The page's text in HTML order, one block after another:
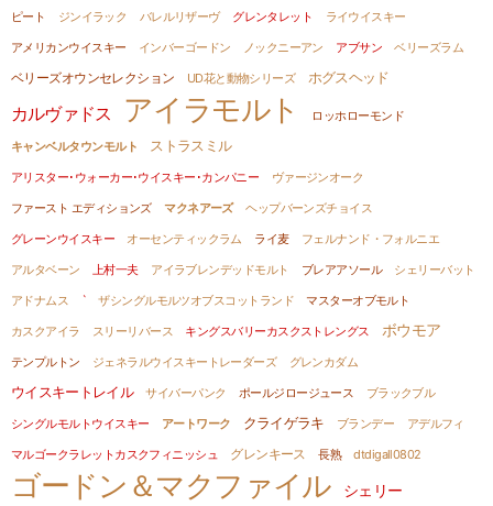
ピート
ジンイラック バレルリザーヴ グレンタレット
ライウイスキー
アメリカンウイスキー
インバーゴードン ノックニーアン アブサン
ベリーズラム
ベリーズオウンセレクション
UD花と動物シリーズ ホグスヘッド
カルヴァドス アイラモルト
ロッホローモンド
キャンベルタウンモルト
ストラスミル
アリスター･ウォーカー･ウイスキー･カンパニー
ヴァージンオーク
ファースト エディションズ
マクネアーズ
ヘップバーンズチョイス
グレーンウイスキー
オーセンティックラム ライ麦
フェルナンド・フォルニエ
アルタベーン
上村一夫 アイラブレンデッドモルト ブレアアソール
シェリーバット
アドナムス
` ザシングルモルツオブスコットランド
マスターオブモルト
カスクアイラ
スリーリバース キングスバリーカスクストレングス ボウモア
テンプルトン ジェネラルウイスキートレーダーズ グレンカダム
ウイスキートレイル サイバーパンク ポールジロージュース
ブラックブル
シングルモルトウイスキー
アートワーク クライゲラキ ブランデー
アデルフィ
マルゴークラレットカスクフィニッシュ
グレンキース 長熟 dtdigall0802
ゴードン＆マクファイル シェリー